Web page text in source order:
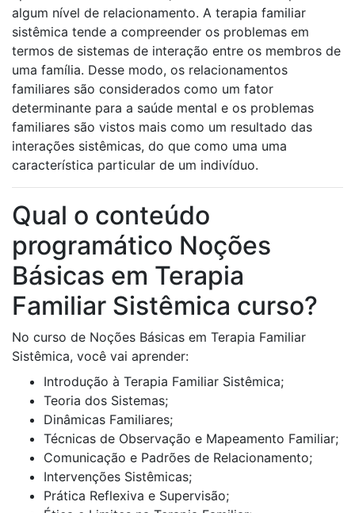
algum nível de relacionamento. A terapia familiar
sistêmica tende a compreender os problemas em
termos de sistemas de interação entre os membros de
uma família. Desse modo, os relacionamentos
familiares são considerados como um fator
determinante para a saúde mental e os problemas
familiares são vistos mais como um resultado das
interações sistêmicas, do que como uma uma
característica particular de um indivíduo.
Qual o conteúdo
programático Noções
Básicas em Terapia
Familiar Sistêmica curso?
No curso de Noções Básicas em Terapia Familiar
Sistêmica, você vai aprender:
Introdução à Terapia Familiar Sistêmica;
Teoria dos Sistemas;
Dinâmicas Familiares;
Técnicas de Observação e Mapeamento Familiar;
Comunicação e Padrões de Relacionamento;
Intervenções Sistêmicas;
Prática Reflexiva e Supervisão;